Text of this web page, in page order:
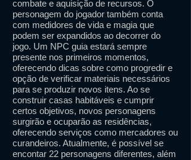
combate e aquisição de recursos. O
personagem do jogador também conta
com medidores de vida e magia que
podem ser expandidos ao decorrer do
jogo. Um NPC guia estará sempre
presente nos primeiros momentos,
oferecendo dicas sobre como progredir e
opção de verificar materiais necessários
para se produzir novos itens. Ao se
construir casas habitáveis e cumprir
certos objetivos, novos personagens
surgirão e ocuparão as residências,
oferecendo serviços como mercadores ou
curandeiros. Atualmente, é possível se
encontar 22 personagens diferentes, além